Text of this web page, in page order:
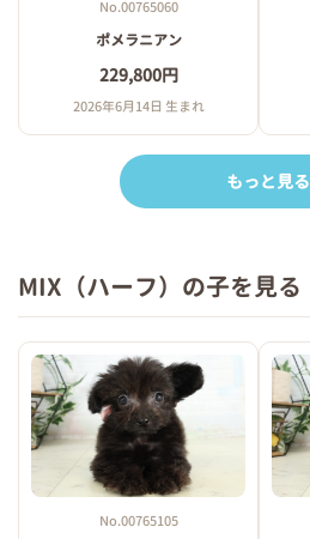
No.00765060
ポメラニアン
229,800円
2026年6月14日 生まれ
もっと見る
MIX（ハーフ）の子を見る
No.00765105